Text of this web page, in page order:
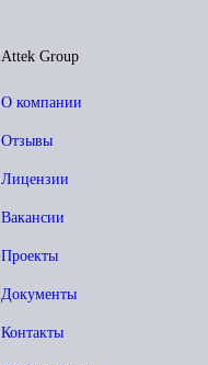
Attek Group
О компании
Отзывы
Лицензии
Вакансии
Проекты
Документы
Контакты